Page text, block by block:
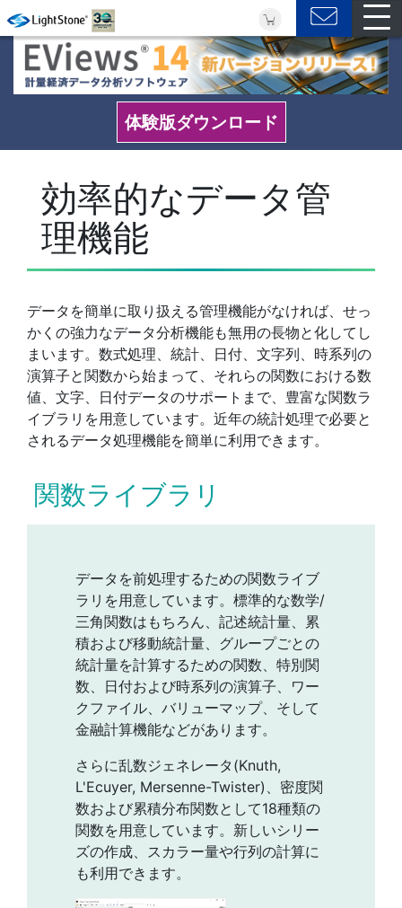
体験版ダウンロード
効率的なデータ管
理機能
データを簡単に取り扱える管理機能がなければ、せっ
かくの強力なデータ分析機能も無用の長物と化してし
まいます。数式処理、統計、日付、文字列、時系列の
演算子と関数から始まって、それらの関数における数
値、文字、日付データのサポートまで、豊富な関数ラ
イブラリを用意しています。近年の統計処理で必要と
されるデータ処理機能を簡単に利用できます。
関数ライブラリ
データを前処理するための関数ライブ
ラリを用意しています。標準的な数学/
三角関数はもちろん、記述統計量、累
積および移動統計量、グループごとの
統計量を計算するための関数、特別関
数、日付および時系列の演算子、ワー
クファイル、バリューマップ、そして
金融計算機能などがあります。
さらに乱数ジェネレータ(Knuth,
L'Ecuyer, Mersenne-Twister)、密度関
数および累積分布関数として18種類の
関数を用意しています。新しいシリー
ズの作成、スカラー量や行列の計算に
も利用できます。